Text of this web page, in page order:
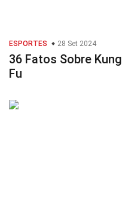
ESPORTES 28 Set 2024
36 Fatos Sobre Kung
Fu